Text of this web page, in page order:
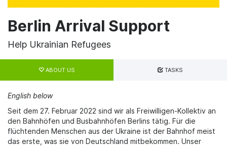
Berlin Arrival Support
Help Ukrainian Refugees
Primary
ABOUT US TASKS
English below
Seit dem 27. Februar 2022 sind wir als Freiwilligen-Kollektiv an
den Bahnhöfen und Busbahnhöfen Berlins tätig. Für die
flüchtenden Menschen aus der Ukraine ist der Bahnhof meist
das erste, was sie von Deutschland mitbekommen. Unser